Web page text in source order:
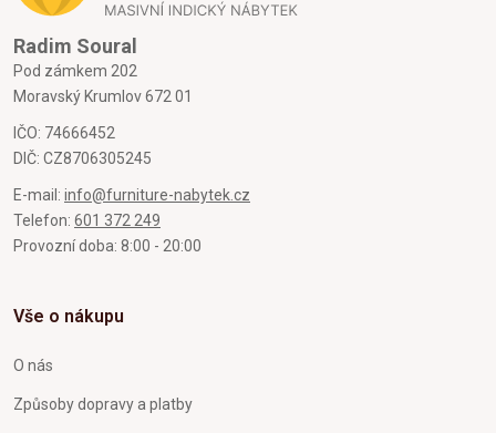
Radim Soural
Pod zámkem 202
Moravský Krumlov 672 01
IČO: 74666452
DIČ: CZ8706305245
E-mail: info@furniture-nabytek.cz
Telefon: 601 372 249
Provozní doba: 8:00 - 20:00
Vše o nákupu
O nás
Způsoby dopravy a platby